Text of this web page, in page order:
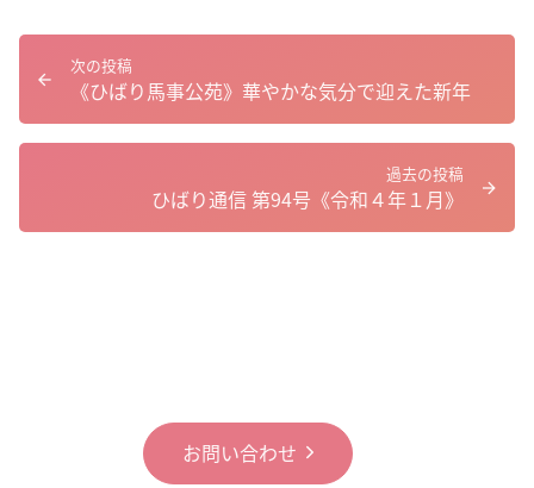
過去の投稿
ひばり通信 第94号《令和４年１月》
次の投稿
《ひばり馬事公苑》華やかな気分で迎えた新年
お問い合わせ